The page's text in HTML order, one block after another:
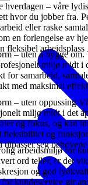
hverdagen – våre
hvor du jobber fra.
eller raske
en forlengelse av
fleksibel arbeidsplass
– uten å bygge om.
miljø midt i
for samarbeid,
med maksimal
– uten oppussing
miljø midt i det
og fokus, og kan
fleksibilitet og
seg
arbeidsmiljø for
ord teller, er det
og god
for kundeservice gir